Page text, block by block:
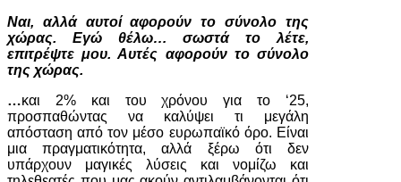
Ναι, αλλά αυτοί αφορούν το σύνολο της
χώρας. Εγώ θέλω… σωστά το λέτε,
επιτρέψτε μου. Αυτές αφορούν το σύνολο
της χώρας.
…και 2% και του χρόνου για το ‘25,
προσπαθώντας να καλύψει τι μεγάλη
απόσταση από τον μέσο ευρωπαϊκό όρο. Είναι
μια πραγματικότητα, αλλά ξέρω ότι δεν
υπάρχουν μαγικές λύσεις και νομίζω και